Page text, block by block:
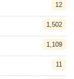
12
1,502
1,109
11